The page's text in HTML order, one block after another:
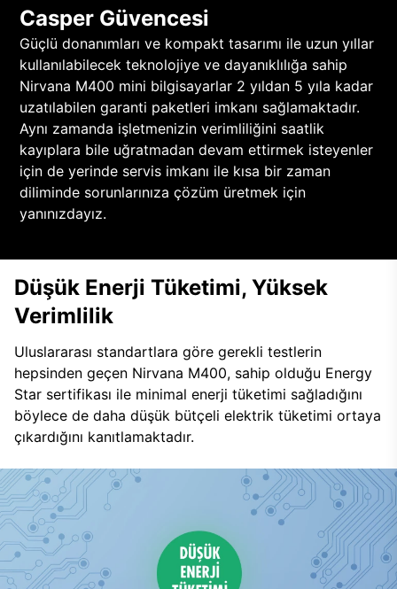
Casper Güvencesi
Güçlü donanımları ve kompakt tasarımı ile uzun yıllar
kullanılabilecek teknolojiye ve dayanıklılığa sahip
Nirvana M400 mini bilgisayarlar 2 yıldan 5 yıla kadar
uzatılabilen garanti paketleri imkanı sağlamaktadır.
Aynı zamanda işletmenizin verimliliğini saatlik
kayıplara bile uğratmadan devam ettirmek isteyenler
için de yerinde servis imkanı ile kısa bir zaman
diliminde sorunlarınıza çözüm üretmek için
yanınızdayız.
Düşük Enerji Tüketimi, Yüksek
Verimlilik
Uluslararası standartlara göre gerekli testlerin
hepsinden geçen Nirvana M400, sahip olduğu Energy
Star sertifikası ile minimal enerji tüketimi sağladığını
böylece de daha düşük bütçeli elektrik tüketimi ortaya
çıkardığını kanıtlamaktadır.